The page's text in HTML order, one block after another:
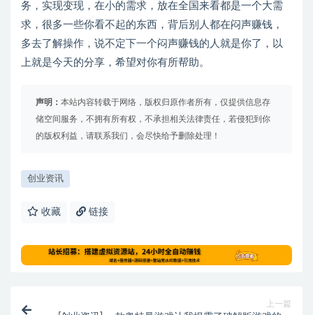
务，实现变现，在小的需求，放在全国来看都是一个大需
求，很多一些你看不起的东西，背后别人都在闷声赚钱，
多去了解操作，说不定下一个闷声赚钱的人就是你了，以
上就是今天的分享，希望对你有所帮助。
声明： 本站内容转载于网络，版权归原作者所有，仅提供信息存
储空间服务，不拥有所有权，不承担相关法律责任，若侵犯到你
的版权利益，请联系我们，会尽快给予删除处理！
创业资讯
收藏 链接
上一篇